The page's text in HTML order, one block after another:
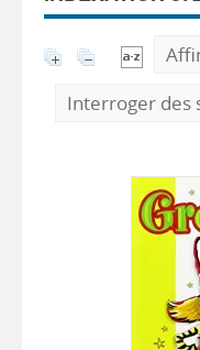
Interroger des